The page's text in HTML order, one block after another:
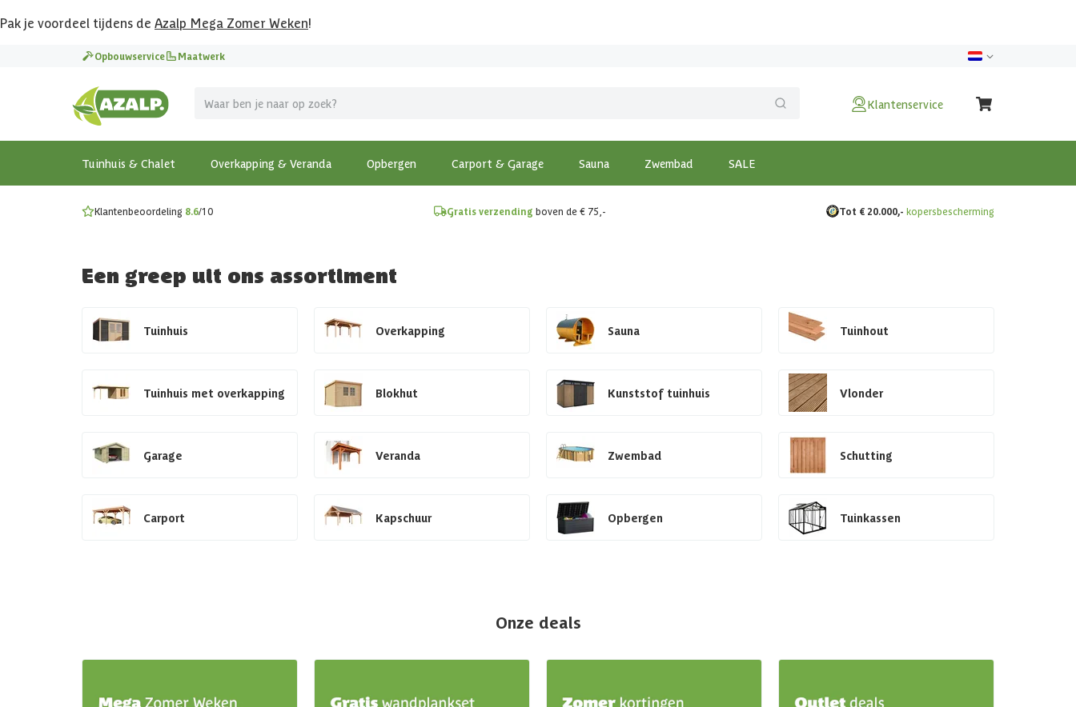
Pak je voordeel tijdens de Azalp Mega Zomer Weken!
Opbouwservice Maatwerk
Klantenservice
Tuinhuis & Chalet Overkapping & Veranda Opbergen Carport & Garage Sauna Zwembad SALE
Vier vakantie in je tuin
MEGA zomer kortingen op overkappingen en tuinhuizen!
Bekijk de actiemodellen
Gratis wandplankset
Ontdek onze metalen overkappingen
Klantenbeoordeling 8.6/10 Gratis verzending boven de € 75,- Tot € 20.000,- kopersbescherming
Een greep uit ons assortiment
Tuinhuis Overkapping Sauna Tuinhout
Tuinhuis met overkapping Blokhut Kunststof tuinhuis Vlonder
Garage Veranda Zwembad Schutting
Carport Kapschuur Opbergen Tuinkassen
Onze deals